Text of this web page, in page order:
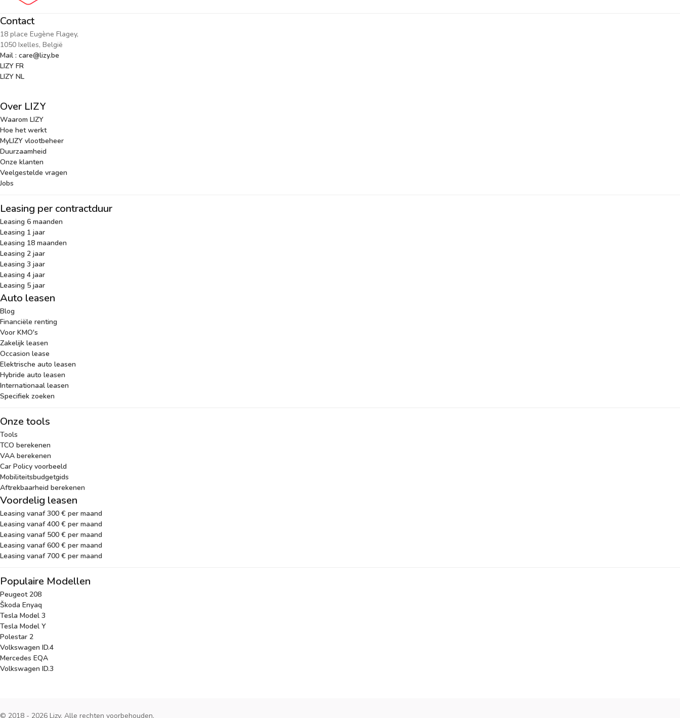
Contact
18 place Eugène Flagey,
1050 Ixelles, België
Mail : care@lizy.be
LIZY FR
LIZY NL
Over LIZY
Waarom LIZY
Hoe het werkt
MyLIZY vlootbeheer
Duurzaamheid
Onze klanten
Veelgestelde vragen
Jobs
Leasing per contractduur
Leasing 6 maanden
Leasing 1 jaar
Leasing 18 maanden
Leasing 2 jaar
Leasing 3 jaar
Leasing 4 jaar
Leasing 5 jaar
Auto leasen
Blog
Financiële renting
Voor KMO's
Zakelijk leasen
Occasion lease
Elektrische auto leasen
Hybride auto leasen
Internationaal leasen
Specifiek zoeken
Onze tools
Tools
TCO berekenen
VAA berekenen
Car Policy voorbeeld
Mobiliteitsbudgetgids
Aftrekbaarheid berekenen
Voordelig leasen
Leasing vanaf 300 € per maand
Leasing vanaf 400 € per maand
Leasing vanaf 500 € per maand
Leasing vanaf 600 € per maand
Leasing vanaf 700 € per maand
Populaire Modellen
Peugeot 208
Škoda Enyaq
Tesla Model 3
Tesla Model Y
Polestar 2
Volkswagen ID.4
Mercedes EQA
Volkswagen ID.3
© 2018 - 2026 Lizy. Alle rechten voorbehouden.